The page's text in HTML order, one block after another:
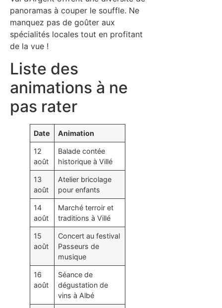
panoramas à couper le souffle. Ne
manquez pas de goûter aux
spécialités locales tout en profitant
de la vue !
Liste des
animations à ne
pas rater
Date Animation
12
août
Balade contée
historique à Villé
13
août
Atelier bricolage
pour enfants
14
août
Marché terroir et
traditions à Villé
15
août
Concert au festival
Passeurs de
musique
16
août
Séance de
dégustation de
vins à Albé